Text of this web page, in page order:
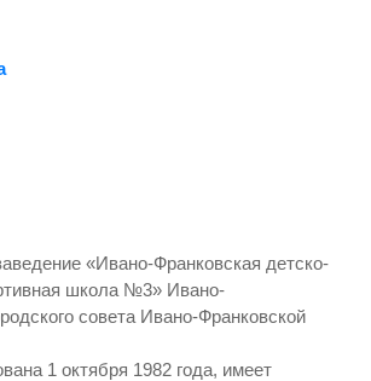
«Ивано-Франковская детско-
школа №3» Ивано-
совета Ивано-Франковской
1 октября 1982 года, имеет